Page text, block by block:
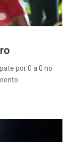
por 0 a 0 no